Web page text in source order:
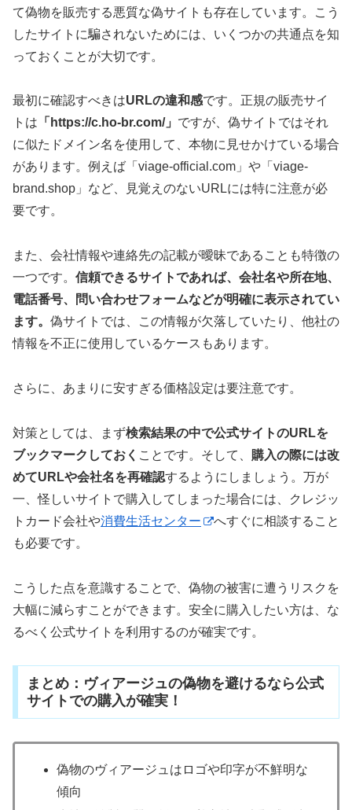
て偽物を販売する悪質な偽サイトも存在しています。こう
したサイトに騙されないためには、いくつかの共通点を知
っておくことが大切です。
最初に確認すべきはURLの違和感です。正規の販売サイ
トは 「https://c.ho-br.com/」 ですが、偽サイトではそれ
に似たドメイン名を使用して、本物に見せかけている場合
があります。例えば「viage-official.com」や「viage-
brand.shop」など、見覚えのないURLには特に注意が必
要です。
また、会社情報や連絡先の記載が曖昧であることも特徴の
一つです。 信頼できるサイトであれば、会社名や所在地、
電話番号、問い合わせフォームなどが明確に表示されてい
ます。 偽サイトでは、この情報が欠落していたり、他社の
情報を不正に使用しているケースもあります。
さらに、あまりに安すぎる価格設定は要注意です。
対策としては、まず検索結果の中で公式サイトのURLを
ブックマークしておく ことです。そして、 購入の際には改
めてURLや会社名を再確認するようにしましょう。万が
一、怪しいサイトで購入してしまった場合には、クレジッ
トカード会社や消費生活センター
へすぐに相談すること
も必要です。
こうした点を意識することで、偽物の被害に遭うリスクを
大幅に減らすことができます。安全に購入したい方は、な
るべく公式サイトを利用するのが確実です。
まとめ：ヴィアージュの偽物を避けるなら公式
サイトでの購入が確実！
偽物のヴィアージュはロゴや印字が不鮮明な
傾向